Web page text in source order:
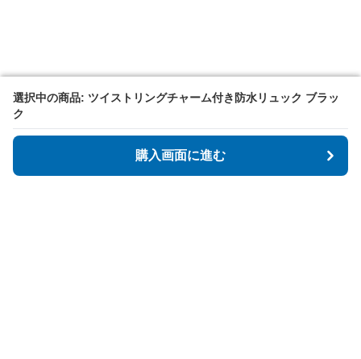
選択中の商品: ツイストリングチャーム付き防水リュック ブラッ
ク
購入画面に進む
選択中の商品: ツイストリングチャーム付き防水リュック ブラッ
ク
購入画面に進む